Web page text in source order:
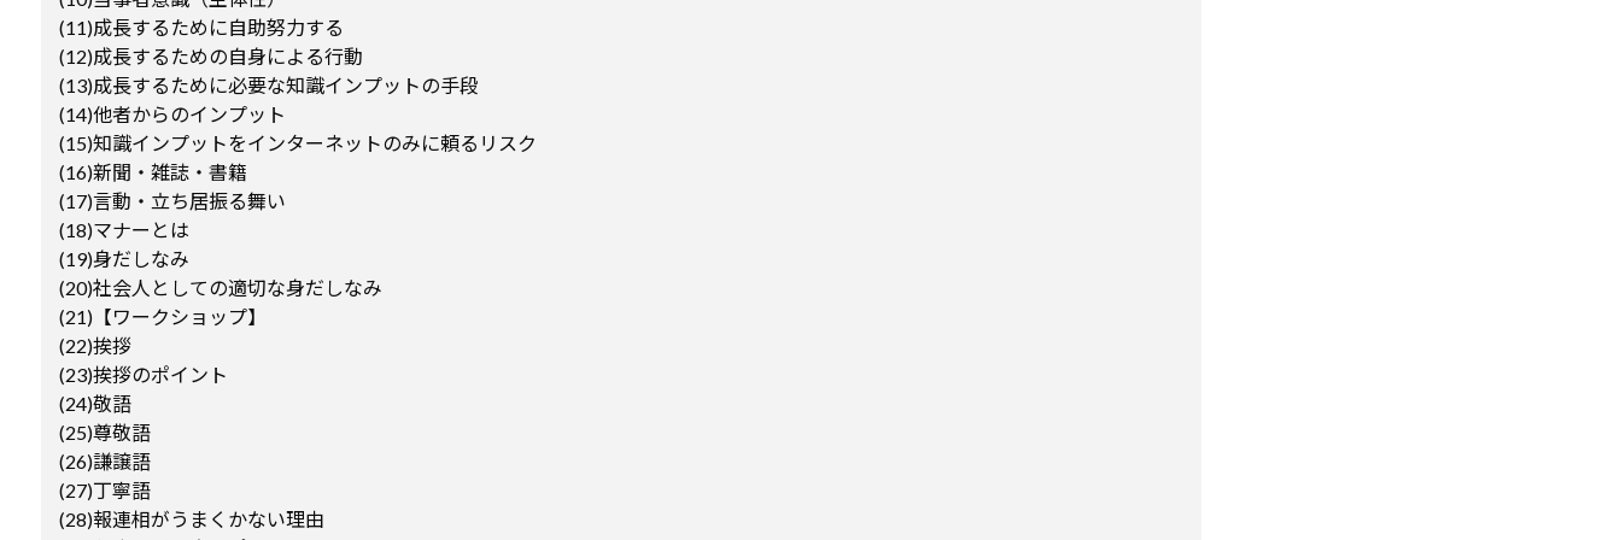
(11)成長するために自助努力する
(12)成長するための自身による行動
(13)成長するために必要な知識インプットの手段
(14)他者からのインプット
(15)知識インプットをインターネットのみに頼るリスク
(16)新聞・雑誌・書籍
(17)言動・立ち居振る舞い
(18)マナーとは
(19)身だしなみ
(20)社会人としての適切な身だしなみ
(21)【ワークショップ】
(22)挨拶
(23)挨拶のポイント
(24)敬語
(25)尊敬語
(26)謙譲語
(27)丁寧語
(28)報連相がうまくかない理由